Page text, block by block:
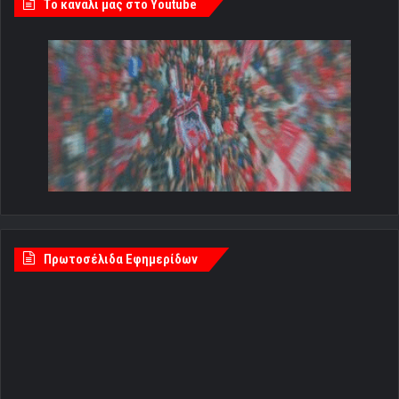
Tο κανάλι μας στο Youtube
Πρωτοσέλιδα Εφημερίδων